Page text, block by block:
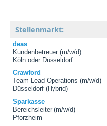
Stellenmarkt:
deas
Kundenbetreuer (m/w/d)
Köln oder Düsseldorf
Crawford
Team Lead Operations (m/w/d)
Düsseldorf (Hybrid)
Sparkasse
Bereichsleiter (m/w/d)
Pforzheim